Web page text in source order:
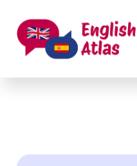
contenido